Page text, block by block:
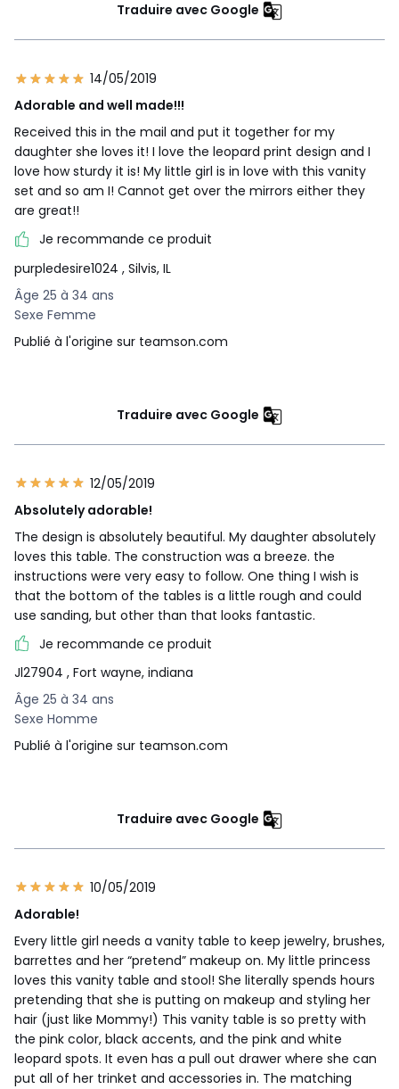
Traduire avec Google
14/05/2019
Adorable and well made!!!
Received this in the mail and put it together for my
daughter she loves it! I love the leopard print design and I
love how sturdy it is! My little girl is in love with this vanity
set and so am I! Cannot get over the mirrors either they
are great!!
Je recommande ce produit
purpledesire1024 , Silvis, IL
Âge 25 à 34 ans
Sexe Femme
Publié à l'origine sur teamson.com
Traduire avec Google
12/05/2019
Absolutely adorable!
The design is absolutely beautiful. My daughter absolutely
loves this table. The construction was a breeze. the
instructions were very easy to follow. One thing I wish is
that the bottom of the tables is a little rough and could
use sanding, but other than that looks fantastic.
Je recommande ce produit
Jl27904 , Fort wayne, indiana
Âge 25 à 34 ans
Sexe Homme
Publié à l'origine sur teamson.com
Traduire avec Google
10/05/2019
Adorable!
Every little girl needs a vanity table to keep jewelry, brushes,
barrettes and her “pretend” makeup on. My little princess
loves this vanity table and stool! She literally spends hours
pretending that she is putting on makeup and styling her
hair (just like Mommy!) This vanity table is so pretty with
the pink color, black accents, and the pink and white
leopard spots. It even has a pull out drawer where she can
put all of her trinket and accessories in. The matching